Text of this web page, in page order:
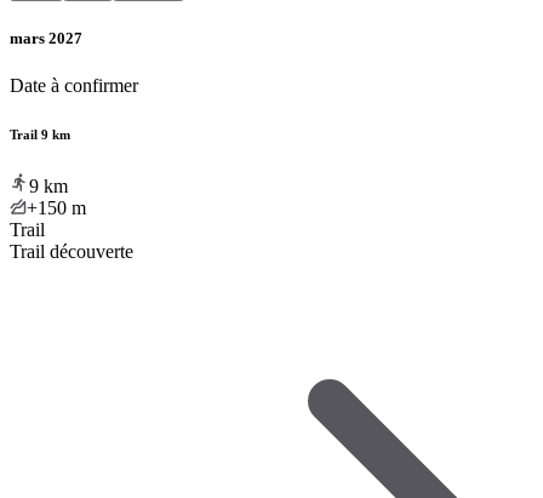
mars 2027
Date à confirmer
Trail 9 km
9 km
+150 m
Trail
Trail découverte